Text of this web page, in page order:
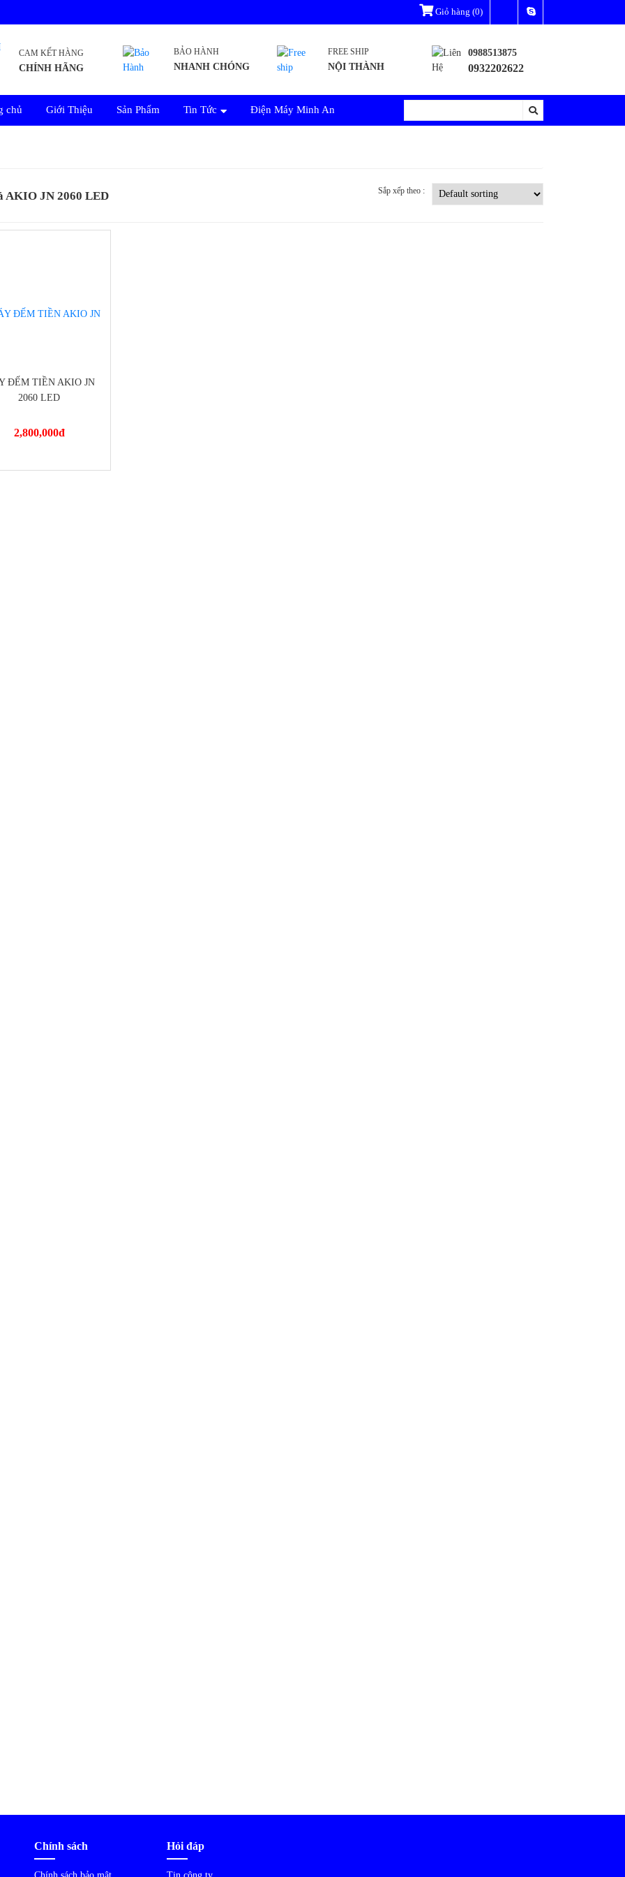
Giỏ hàng (0)
CAM KẾT HÀNG
CHÍNH HÃNG
BẢO HÀNH
NHANH CHÓNG
FREE SHIP
NỘI THÀNH
0988513875
0932202622
chủ Giới Thiệu Sản Phẩm Tin Tức Điện Máy Minh An
AKIO JN 2060 LED Sắp xếp theo :
dienmayminhan.com/may-
ĐẾM TIỀN AKIO JN
2060 LED
2,800,000đ
Chính sách Hỏi đáp